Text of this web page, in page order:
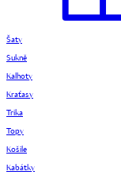
Šaty
Sukně
Kalhoty
Kraťasy
Trika
Topy
Košile
Kabátky